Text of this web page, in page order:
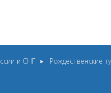
и СНГ Рождественские